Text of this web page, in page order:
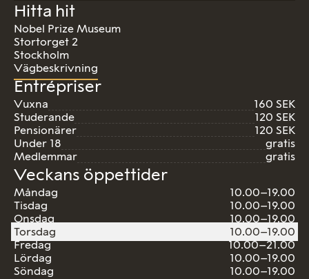
Hitta hit
Nobel Prize Museum
Stortorget 2
Stockholm
Vägbeskrivning
Entrépriser
Vuxna
160 SEK
Studerande
120 SEK
Pensionärer
120 SEK
Under 18
gratis
Medlemmar
gratis
Veckans öppettider
Måndag
10.00–19.00
Tisdag
10.00–19.00
Onsdag
10.00–19.00
Torsdag
10.00–19.00
Fredag
10.00–21.00
Lördag
10.00–19.00
Söndag
10.00–19.00